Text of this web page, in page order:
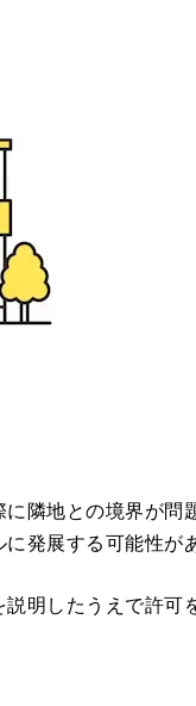
隣地との境界が問
発展する可能性が
明したうえで許可